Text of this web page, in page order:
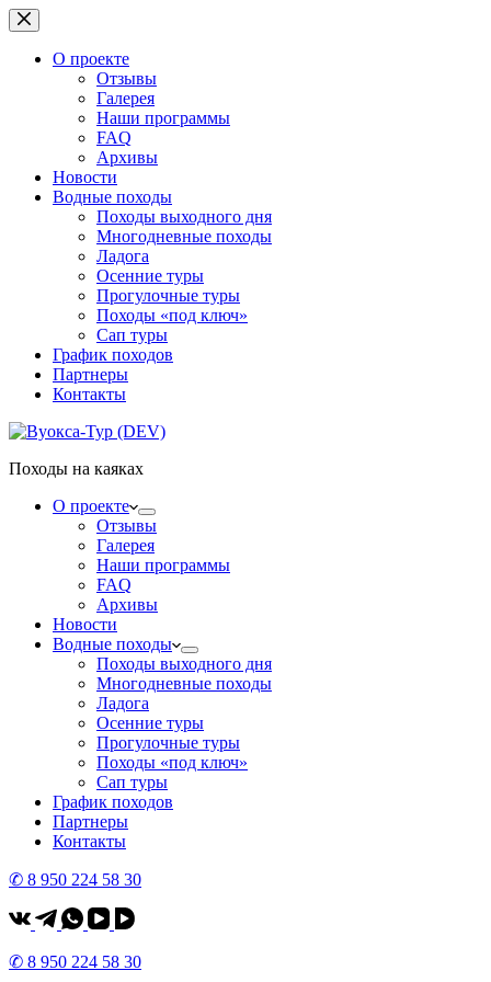
Перейти
к
сути
О проекте
Отзывы
Галерея
Наши программы
FAQ
Архивы
Новости
Водные походы
Походы выходного дня
Многодневные походы
Ладога
Осенние туры
Прогулочные туры
Походы «под ключ»
Сап туры
График походов
Партнеры
Контакты
Походы на каяках
О проекте
Отзывы
Галерея
Наши программы
FAQ
Архивы
Новости
Водные походы
Походы выходного дня
Многодневные походы
Ладога
Осенние туры
Прогулочные туры
Походы «под ключ»
Сап туры
График походов
Партнеры
Контакты
✆ 8 950 224 58 30
✆ 8 950 224 58 30